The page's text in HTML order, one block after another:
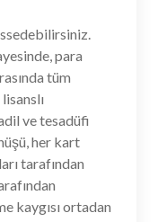
para
tüm
ve tesadüfi
her kart
tarafından
kaygısı ortadan